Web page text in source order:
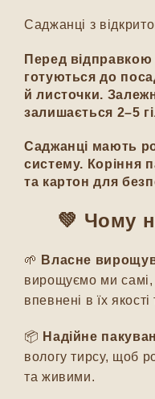
Саджанці з
Перед відправкою
готуються до
й листочки.
залишається 2–5
Саджанці мають
систему. Коріння
та картон для
💚 Чому
🌱 Власне
вирощуємо ми самі,
впевнені в їх якості
📦 Надійне
вологу тирсу, щоб
та живими.